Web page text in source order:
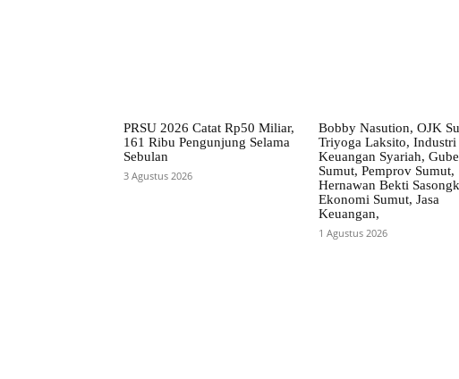
PRSU 2026 Catat Rp50 Miliar,
161 Ribu Pengunjung Selama
Sebulan
3 Agustus 2026
Bobby Nasution, OJK
Triyoga Laksito, Industri
Keuangan Syariah,
Sumut, Pemprov Sumut,
Hernawan Bekti
Ekonomi Sumut, Jasa
Keuangan,
1 Agustus 2026